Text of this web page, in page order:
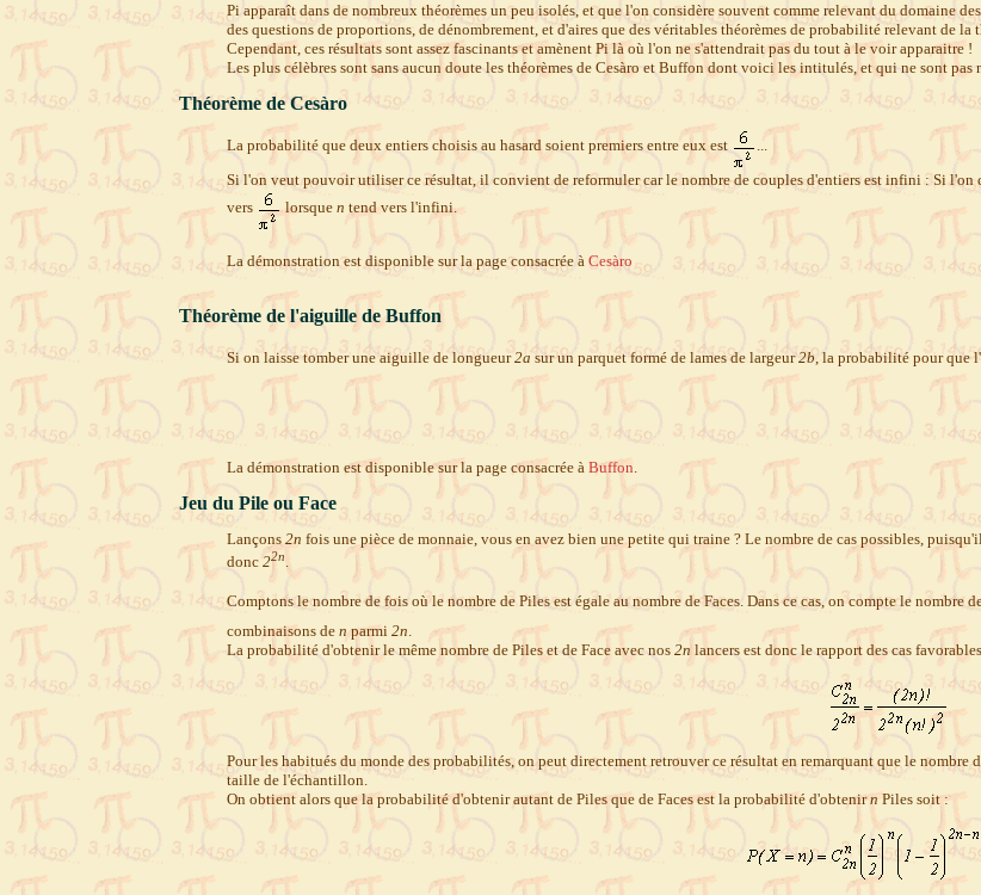
Pi apparaît dans de nombreux théorèmes un peu isolés, et que l'on considère souvent comme relevant du domaine
des questions de proportions, de dénombrement, et d'aires que des véritables théorèmes de probabilité relevant de la
Cependant, ces résultats sont assez fascinants et amènent Pi là où l'on ne s'attendrait pas du tout à le voir apparaitre !
Les plus célèbres sont sans aucun doute les théorèmes de Cesàro et Buffon dont voici les intitulés, et qui ne sont pas
Théorème de Cesàro
La probabilité que deux entiers choisis au hasard soient premiers entre eux est
...
Si l'on veut pouvoir utiliser ce résultat, il convient de reformuler car le nombre de couples d'entiers est infini : Si l'on
vers
lorsque n tend vers l'infini.
La démonstration est disponible sur la page consacrée à Cesàro
Théorème de l'aiguille de Buffon
Si on laisse tomber une aiguille de longueur2asur un parquet formé de lames de largeur2b, la probabilité pour que
La démonstration est disponible sur la page consacrée à Buffon
Jeu du Pile ou Face
Lançons 2n fois une pièce de monnaie, vous en avez bien une petite qui traine ? Le nombre de cas possibles,
donc 22n.
Comptons le nombre de fois où le nombre de Piles est égale au nombre de Faces. Dans ce cas, on compte le nombre
combinaisons de n parmi 2n.
La probabilité d'obtenir le même nombre de Piles et de Face avec nos 2n lancers est donc le rapport des cas
Pour les habitués du monde des probabilités, on peut directement retrouver ce résultat en remarquant que le
taille de l'échantillon.
On obtient alors que la probabilité d'obtenir autant de Piles que de Faces est la probabilité d'obtenirn Piles soit :